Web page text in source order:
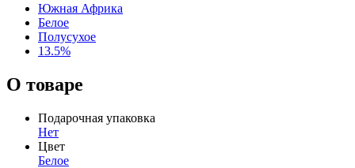
Южная Африка
Белое
Полусухое
13.5%
О товаре
Подарочная упаковка
Нет
Цвет
Белое